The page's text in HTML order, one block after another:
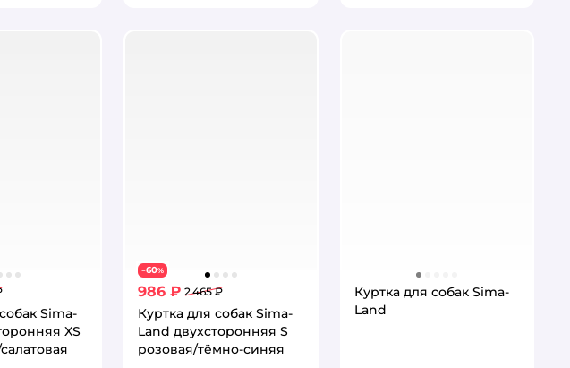
Sima-
XS
−60%
986 ₽ 2 465 ₽
Куртка для собак Sima-
Land двухсторонняя S
розовая/тёмно-синяя
Куртка для собак Sima-
Land